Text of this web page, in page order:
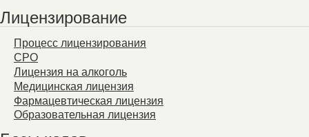
Лицензирование
Процесс лицензирования
СРО
Лицензия на алкоголь
Медицинская лицензия
Фармацевтическая лицензия
Образовательная лицензия